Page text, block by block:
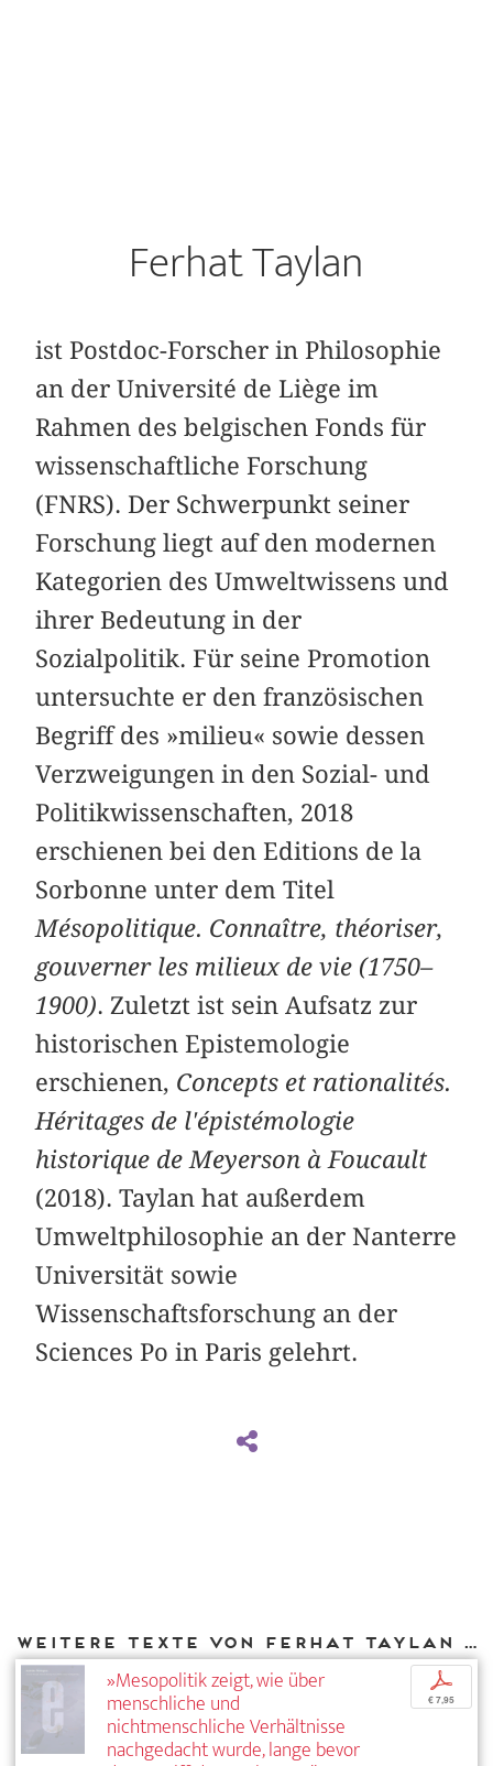
Ferhat Taylan
ist Postdoc-Forscher in Philosophie
an der Université de Liège im
Rahmen des belgischen Fonds für
wissenschaftliche Forschung
(FNRS). Der Schwerpunkt seiner
Forschung liegt auf den modernen
Kategorien des Umweltwissens und
ihrer Bedeutung in der
Sozialpolitik. Für seine Promotion
untersuchte er den französischen
Begriff des »milieu« sowie dessen
Verzweigungen in den Sozial- und
Politikwissenschaften, 2018
erschienen bei den Editions de la
Sorbonne unter dem Titel
Mésopolitique. Connaître, théoriser,
gouverner les milieux de vie (1750–
1900). Zuletzt ist sein Aufsatz zur
historischen Epistemologie
erschienen, Concepts et rationalités.
Héritages de l'épistémologie
historique de Meyerson à Foucault
(2018). Taylan hat außerdem
Umweltphilosophie an der Nanterre
Universität sowie
Wissenschaftsforschung an der
Sciences Po in Paris gelehrt.
Weitere Texte von Ferhat Taylan bei DIAPHANES
»Mesopolitik zeigt, wie über
menschliche und
nichtmenschliche Verhältnisse
nachgedacht wurde, lange bevor
p
€ 7,95